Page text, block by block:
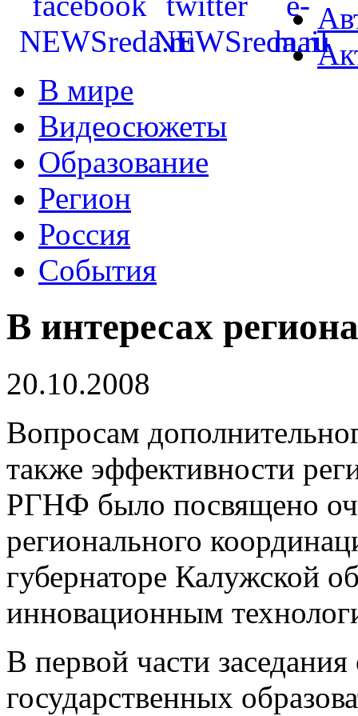
В мире
Видеосюжеты
Образование
Регион
Россия
События
В интересах региона
20.10.2008
Вопросам
также эффективности
РГНФ было посвящено
регионального
губернаторе Калужской
инновационным
В первой части
государственных